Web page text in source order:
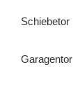
Schiebetor
Garagentor